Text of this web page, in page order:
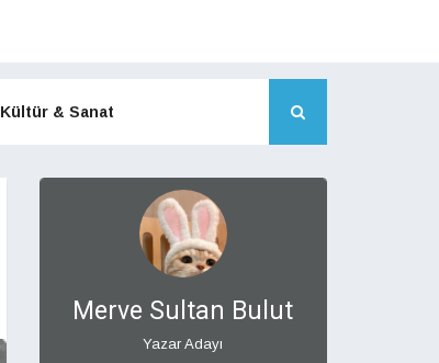
Kültür & Sanat
Merve Sultan Bulut
Yazar Adayı